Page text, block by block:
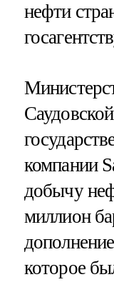
нефти
компании
добычу
миллион
которое